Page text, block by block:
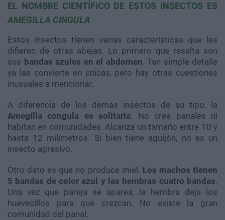
EL NOMBRE CIENTÍFICO DE ESTOS INSECTOS ES
AMEGILLA CINGULA
Estos insectos tienen varias características que les
difieren de otras abejas. Lo primero que resalta son
sus bandas azules en el abdomen. Tan simple detalle
ya las convierte en únicas, pero hay otras cuestiones
inusuales a mencionar.
A diferencia de los demás insectos de su tipo, la
Amegilla congula es solitaria. No crea panales ni
habitan en comunidades. Alcanza un tamaño entre 10 y
hasta 12 milímetros. Si bien tiene aguijón, no es un
insecto agresivo.
Otro dato es que no produce miel. Los machos tienen
5 bandas de color azul y las hembras cuatro bandas.
Una vez que pareja se aparea, la hembra deja los
huevecillos para que crezcan. No existe la gran
comunidad del panal.